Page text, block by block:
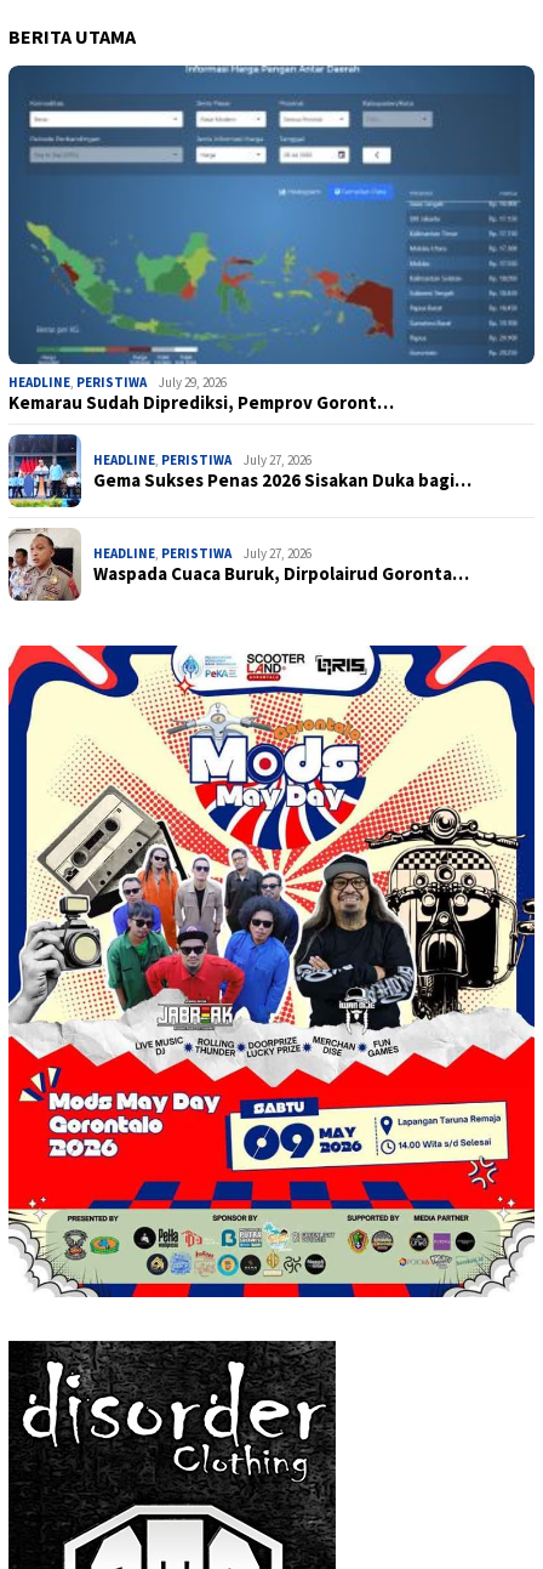
BERITA UTAMA
HEADLINE, PERISTIWA July 29, 2026
Kemarau Sudah Diprediksi, Pemprov Goront…
HEADLINE, PERISTIWA July 27, 2026
Gema Sukses Penas 2026 Sisakan Duka bagi…
HEADLINE, PERISTIWA July 27, 2026
Waspada Cuaca Buruk, Dirpolairud Goronta…